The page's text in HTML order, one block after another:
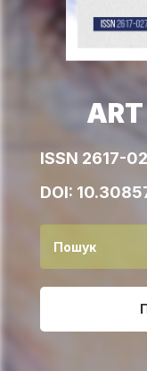
ART
ISSN 2617-
DOI: